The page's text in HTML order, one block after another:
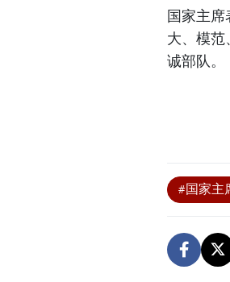
国家主
大、模范
诚部队。
#国家主